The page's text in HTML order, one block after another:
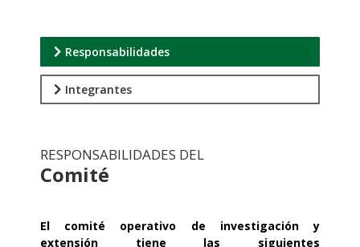
Responsabilidades
Integrantes
RESPONSABILIDADES DEL
Comité
El comité operativo de investigación y
extensión tiene las siguientes